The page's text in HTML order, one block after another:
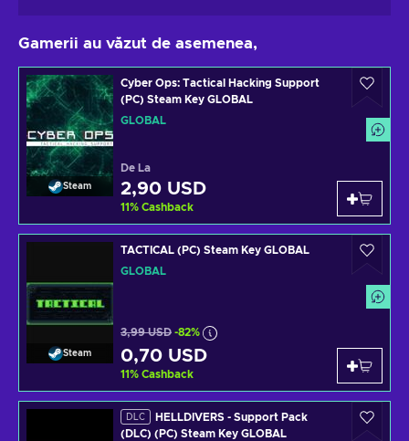
Gamerii au văzut de asemenea,
Steam
Cyber Ops: Tactical Hacking Support
(PC) Steam Key GLOBAL
GLOBAL
De La
2,90 USD
11% Cashback
Steam
TACTICAL (PC) Steam Key GLOBAL
GLOBAL
3,99 USD -82%
0,70 USD
11% Cashback
DLC
HELLDIVERS - Support Pack
(DLC) (PC) Steam Key GLOBAL